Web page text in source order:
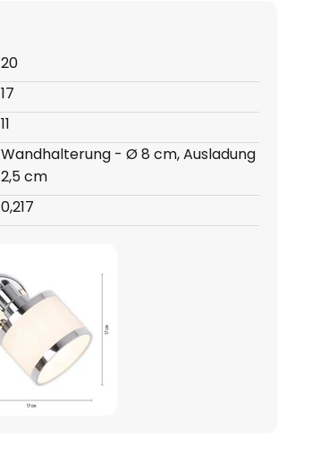
20
17
11
Wandhalterung - Ø 8 cm, Ausladung
2,5 cm
0,217